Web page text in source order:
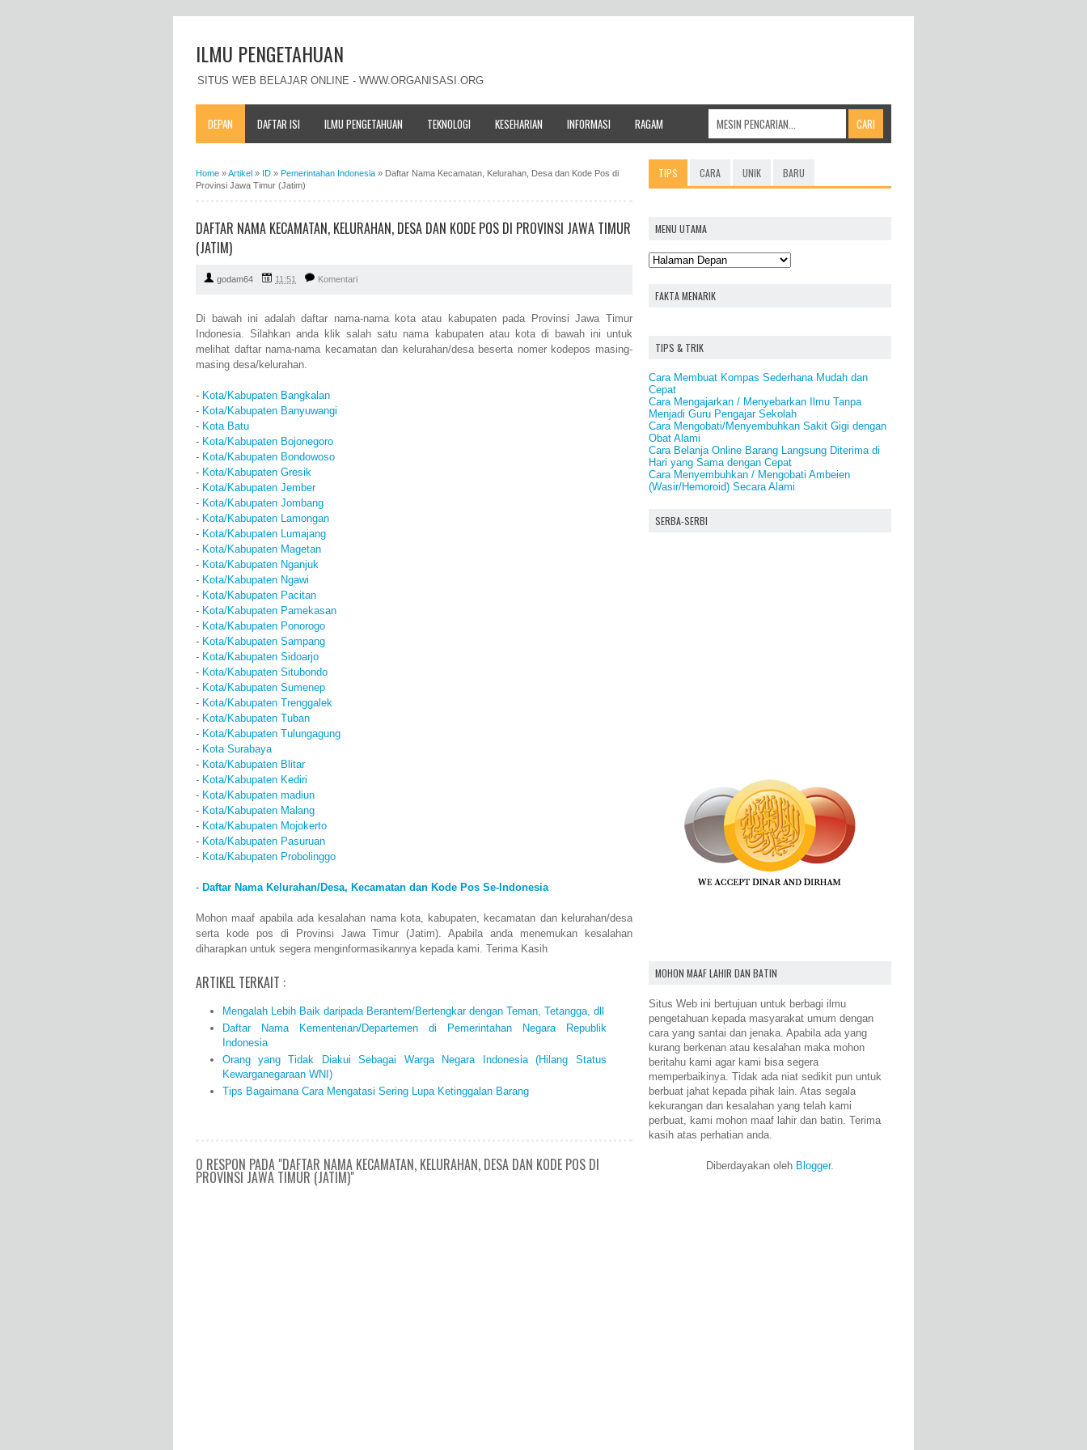
ILMU PENGETAHUAN
SITUS WEB BELAJAR ONLINE - WWW.ORGANISASI.ORG
DEPAN DAFTAR ISI ILMU PENGETAHUAN TEKNOLOGI KESEHARIAN INFORMASI RAGAM
Home »Artikel » ID » Pemerintahan Indonesia » Daftar Nama Kecamatan, Kelurahan, Desa dan Kode Pos di
Provinsi Jawa Timur (Jatim)
DAFTAR NAMA KECAMATAN, KELURAHAN, DESA DAN KODE POS DI PROVINSI JAWA TIMUR
(JATIM)
godam64 11:51 Komentari
Di bawah ini adalah daftar nama-nama kota atau kabupaten pada Provinsi Jawa Timur
Indonesia. Silahkan anda klik salah satu nama kabupaten atau kota di bawah ini untuk
melihat daftar nama-nama kecamatan dan kelurahan/desa beserta nomer kodepos masing-
masing desa/kelurahan.
- Kota/Kabupaten Bangkalan
- Kota/Kabupaten Banyuwangi
- Kota Batu
- Kota/Kabupaten Bojonegoro
- Kota/Kabupaten Bondowoso
- Kota/Kabupaten Gresik
- Kota/Kabupaten Jember
- Kota/Kabupaten Jombang
- Kota/Kabupaten Lamongan
- Kota/Kabupaten Lumajang
- Kota/Kabupaten Magetan
- Kota/Kabupaten Nganjuk
- Kota/Kabupaten Ngawi
- Kota/Kabupaten Pacitan
- Kota/Kabupaten Pamekasan
- Kota/Kabupaten Ponorogo
- Kota/Kabupaten Sampang
- Kota/Kabupaten Sidoarjo
- Kota/Kabupaten Situbondo
- Kota/Kabupaten Sumenep
- Kota/Kabupaten Trenggalek
- Kota/Kabupaten Tuban
- Kota/Kabupaten Tulungagung
- Kota Surabaya
- Kota/Kabupaten Blitar
- Kota/Kabupaten Kediri
- Kota/Kabupaten madiun
- Kota/Kabupaten Malang
- Kota/Kabupaten Mojokerto
- Kota/Kabupaten Pasuruan
- Kota/Kabupaten Probolinggo
- Daftar Nama Kelurahan/Desa, Kecamatan dan Kode Pos Se-Indonesia
Mohon maaf apabila ada kesalahan nama kota, kabupaten, kecamatan dan kelurahan/desa
serta kode pos di Provinsi Jawa Timur (Jatim). Apabila anda menemukan kesalahan
diharapkan untuk segera menginformasikannya kepada kami. Terima Kasih
ARTIKEL TERKAIT :
Mengalah Lebih Baik daripada Berantem/Bertengkar dengan Teman, Tetangga, dll
Daftar Nama Kementerian/Departemen di Pemerintahan Negara Republik
Indonesia
Orang yang Tidak Diakui Sebagai Warga Negara Indonesia (Hilang Status
Kewarganegaraan WNI)
Tips Bagaimana Cara Mengatasi Sering Lupa Ketinggalan Barang
0 RESPON PADA "DAFTAR NAMA KECAMATAN, KELURAHAN, DESA DAN KODE POS DI
PROVINSI JAWA TIMUR (JATIM)"
TIPS CARA UNIK BARU
MENU UTAMA
FAKTA MENARIK
TIPS & TRIK
Cara Membuat Kompas Sederhana Mudah dan
Cepat
Cara Mengajarkan / Menyebarkan Ilmu Tanpa
Menjadi Guru Pengajar Sekolah
Cara Mengobati/Menyembuhkan Sakit Gigi dengan
Obat Alami
Cara Belanja Online Barang Langsung Diterima di
Hari yang Sama dengan Cepat
Cara Menyembuhkan / Mengobati Ambeien
(Wasir/Hemoroid) Secara Alami
SERBA-SERBI
MOHON MAAF LAHIR DAN BATIN
Situs Web ini bertujuan untuk berbagi ilmu
pengetahuan kepada masyarakat umum dengan
cara yang santai dan jenaka. Apabila ada yang
kurang berkenan atau kesalahan maka mohon
beritahu kami agar kami bisa segera
memperbaikinya. Tidak ada niat sedikit pun untuk
berbuat jahat kepada pihak lain. Atas segala
kekurangan dan kesalahan yang telah kami
perbuat, kami mohon maaf lahir dan batin. Terima
kasih atas perhatian anda.
Diberdayakan oleh Blogger.